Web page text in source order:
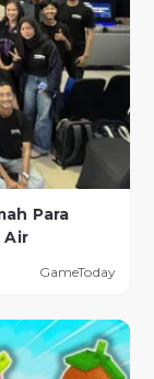
Para
Air
GameToday